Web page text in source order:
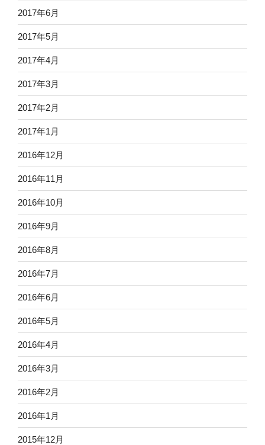
2017年6月
2017年5月
2017年4月
2017年3月
2017年2月
2017年1月
2016年12月
2016年11月
2016年10月
2016年9月
2016年8月
2016年7月
2016年6月
2016年5月
2016年4月
2016年3月
2016年2月
2016年1月
2015年12月